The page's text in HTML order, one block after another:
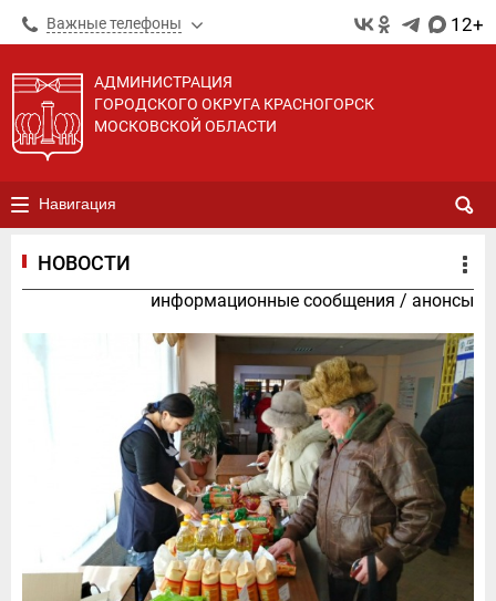
Важные телефоны 12+
АДМИНИСТРАЦИЯ
ГОРОДСКОГО ОКРУГА КРАСНОГОРСК
МОСКОВСКОЙ ОБЛАСТИ
Навигация
НОВОСТИ
информационные сообщения / анонсы